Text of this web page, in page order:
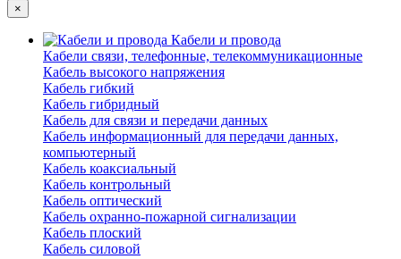
×
Кабели и провода
Кабели связи, телефонные, телекоммуникационные
Кабель высокого напряжения
Кабель гибкий
Кабель гибридный
Кабель для связи и передачи данных
Кабель информационный для передачи данных,
компьютерный
Кабель коаксиальный
Кабель контрольный
Кабель оптический
Кабель охранно-пожарной сигнализации
Кабель плоский
Кабель силовой